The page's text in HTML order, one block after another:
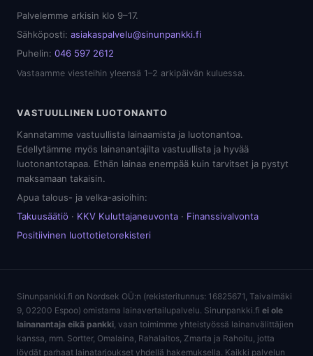
Palvelemme arkisin klo 9–17.
Sähköposti: asiakaspalvelu@sinunpankki.fi
Puhelin: 046 597 2612
Vastaamme viesteihin yleensä 1–2 arkipäivän kuluessa.
VASTUULLINEN LUOTONANTO
Kannatamme vastuullista lainaamista ja luotonantoa.
Edellytämme myös lainanantajilta vastuullista ja hyvää
luotonantotapaa. Ethän lainaa enempää kuin tarvitset ja pystyt
maksamaan takaisin.
Apua talous- ja velka-asioihin:
Takuusäätiö · KKV Kuluttajaneuvonta · Finanssivalvonta
Positiivinen luottotietorekisteri
Sinunpankki.fi on Nordsek OÜ:n (rekisteritunnus: 16825671, Taivalmäki
9, 02200 Espoo) omistama lainavertailupalvelu. Sinunpankki.fi ei ole
lainanantaja eikä pankki, vaan toimimme yhteistyössä lainanvälittäjien
kanssa, mm. Sortter, Omalaina, Rahalaitos, Zmarta ja Rahoitu, jotta
löydät parhaat lainatarjoukset yhdellä hakemuksella. Kaikki palvelun